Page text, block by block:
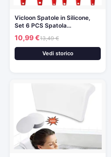
Vicloon Spatole in Silicone,
Set 6 PCS Spatola…
10,99 €13,49 €
Vedi storico